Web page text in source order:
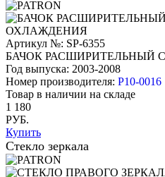
Артикул №: SP-6355
БАЧОК РАСШИРИТЕЛЬНЫЙ
Год выпуска: 2003-2008
Номер производителя: P10-0016
Товар в наличии на складе
1 180
РУБ.
Купить
Стекло зеркала